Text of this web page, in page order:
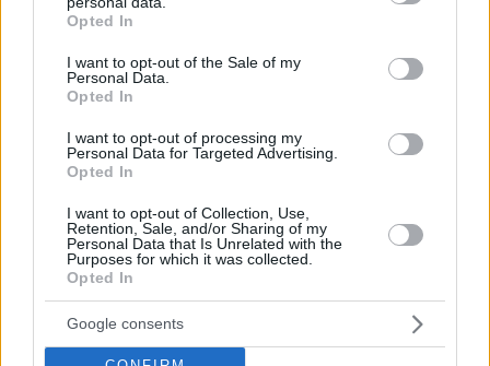
grant or deny consent to Google and its third-party tags to
use your data for below specified purposes in below Google
consent section.
Opted In
I want to opt-out of the Sale of my
Personal Data.
Opted In
I want to opt-out of processing my
Personal Data for Targeted Advertising.
Opted In
I want to opt-out of Collection, Use,
Retention, Sale, and/or Sharing of my
Personal Data that Is Unrelated with the
Purposes for which it was collected.
Opted In
Google consents
ΑΠΑΝΤΗΣΗ
Τι παίρνεις
01.03.2022, 17:11
Και δε μας δίνεις!! Μορφωτικό επίπεδο 0. Κάτι σαν
Καμμένου κλπ
ΑΠΑΝΤΗΣΗ
Αλεκος
01.03.2022, 22:41
Κατα τα αλλα οι Ουκρανοι ειναι ναζι συμφωνα με
τον Πουτιν....
ΑΠΑΝΤΗΣΗ